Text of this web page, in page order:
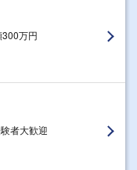
万円
者大歓迎